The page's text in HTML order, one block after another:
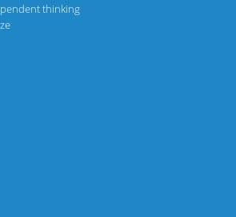
thinking